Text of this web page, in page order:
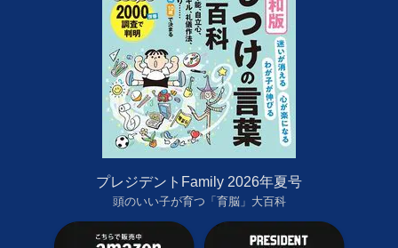
プレジデントFamily 2026年夏号
頭のいい子が育つ「育脳」大百科